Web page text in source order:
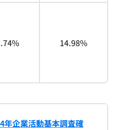
14.98%
年企業活動基本調査確